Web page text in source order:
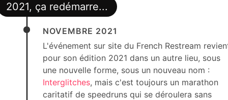
2021, ça redémarre...
NOVEMBRE 2021
L'événement sur site du French Restream
pour son édition 2021 dans un autre lieu, sous
une nouvelle forme, sous un nouveau nom :
Interglitches, mais c'est toujours un marathon
caritatif de speedruns qui se déroulera sans